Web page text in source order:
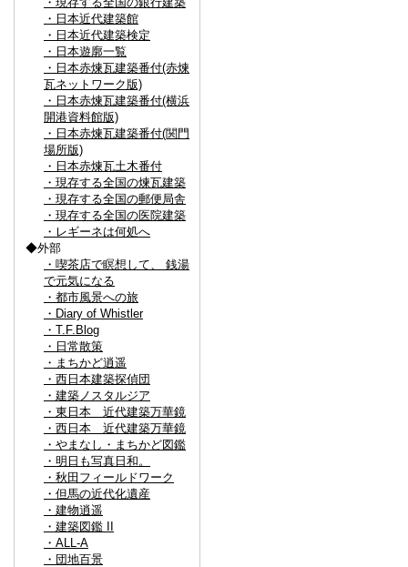
・日本近代建築館
・日本近代建築検定
・日本遊廓一覧
・日本赤煉瓦建築番付(赤煉
瓦ネットワーク版)
・日本赤煉瓦建築番付(横浜
開港資料館版)
・日本赤煉瓦建築番付(関門
場所版)
・日本赤煉瓦土木番付
・現存する全国の煉瓦建築
・現存する全国の郵便局舎
・現存する全国の医院建築
・レギーネは何処へ
◆外部
・喫茶店で瞑想して、 銭湯
で元気になる
・都市風景への旅
・Diary of Whistler
・T.F.Blog
・日常散策
・まちかど逍遥
・西日本建築探偵団
・建築ノスタルジア
・東日本 近代建築万華鏡
・西日本 近代建築万華鏡
・やまなし・まちかど図鑑
・明日も写真日和。
・秋田フィールドワーク
・但馬の近代化遺産
・建物逍遥
・建築図鑑 II
・ALL-A
・団地百景